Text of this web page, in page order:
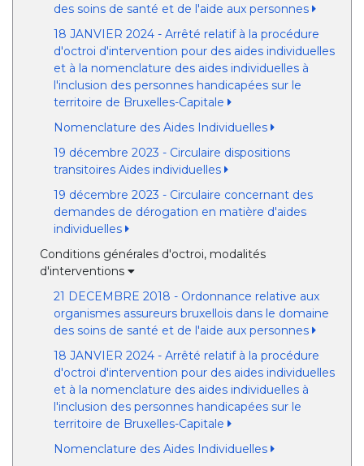
des soins de santé et de l'aide aux personnes
18 JANVIER 2024 - Arrêté relatif à la procédure
d'octroi d'intervention pour des aides individuelles
et à la nomenclature des aides individuelles à
l'inclusion des personnes handicapées sur le
territoire de Bruxelles-Capitale
Nomenclature des Aides Individuelles
19 décembre 2023 - Circulaire dispositions
transitoires Aides individuelles
19 décembre 2023 - Circulaire concernant des
demandes de dérogation en matière d'aides
individuelles
Conditions générales d'octroi, modalités
d'interventions
21 DECEMBRE 2018 - Ordonnance relative aux
organismes assureurs bruxellois dans le domaine
des soins de santé et de l'aide aux personnes
18 JANVIER 2024 - Arrêté relatif à la procédure
d'octroi d'intervention pour des aides individuelles
et à la nomenclature des aides individuelles à
l'inclusion des personnes handicapées sur le
territoire de Bruxelles-Capitale
Nomenclature des Aides Individuelles